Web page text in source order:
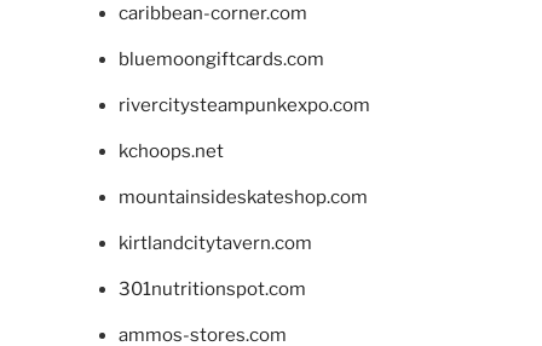
caribbean-corner.com
bluemoongiftcards.com
rivercitysteampunkexpo.com
kchoops.net
mountainsideskateshop.com
kirtlandcitytavern.com
301nutritionspot.com
ammos-stores.com